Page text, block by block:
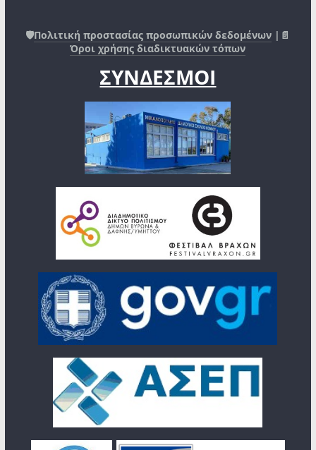
🛡️Πολιτική προστασίας προσωπικών δεδομένων |📄
Όροι χρήσης διαδικτυακών τόπων
ΣΥΝΔΕΣΜΟΙ